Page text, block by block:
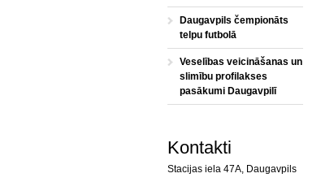
Daugavpils čempionāts
telpu futbolā
Veselības veicināšanas un
slimību profilakses
pasākumi Daugavpilī
Kontakti
Stacijas iela 47A, Daugavpils